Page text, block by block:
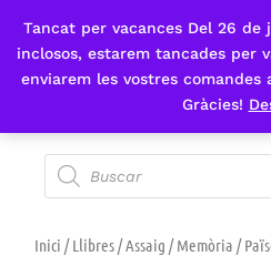
Tancat per vacances Del 26 de
inclosos, estarem tancades per
enviarem les vostres comandes
Gràcies!
Fes-te'n sòcia
Inici /Llibres/Assaig /Memòria /